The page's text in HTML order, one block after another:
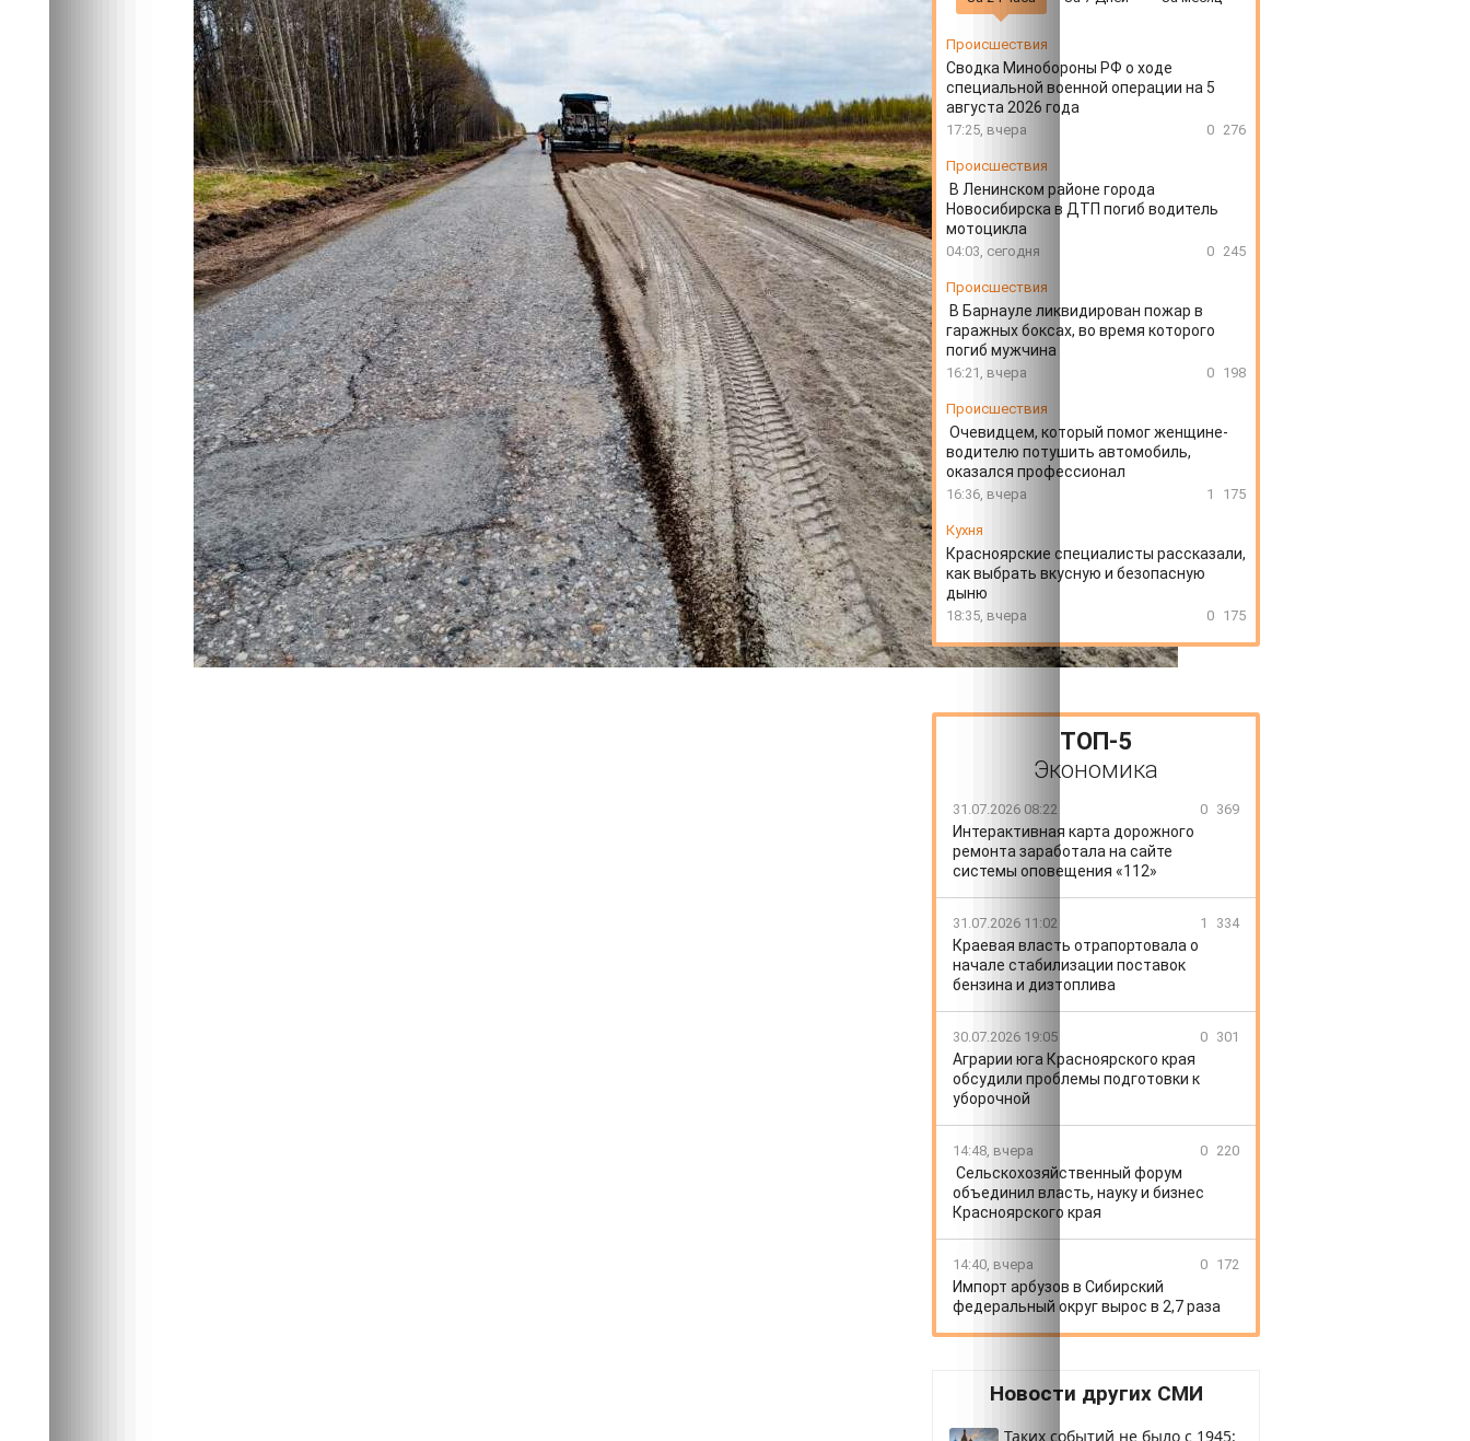
Мендельский
Экономика
13.05.2026 11:44401
Происшествия
Сводка Минобороны РФ о ходе
специальной военной операции на 5
августа 2026 года
17:25, вчера 0 276
Происшествия
В Ленинском районе города
Новосибирска в ДТП погиб водитель
мотоцикла
04:03, сегодня 0 245
Происшествия
В Барнауле ликвидирован пожар в
гаражных боксах, во время которого
погиб мужчина
16:21, вчера 0 198
Происшествия
Очевидцем, который помог женщине-
водителю потушить автомобиль,
оказался профессионал
16:36, вчера 1 175
Кухня
Красноярские специалисты рассказали,
как выбрать вкусную и безопасную
дыню
18:35, вчера 0 175
ТОП-5
Экономика
31.07.2026 08:22 0 369
Интерактивная карта дорожного
ремонта заработала на сайте
системы оповещения «112»
31.07.2026 11:02 1 334
Краевая власть отрапортовала о
начале стабилизации поставок
бензина и дизтоплива
30.07.2026 19:05 0 301
Аграрии юга Красноярского края
обсудили проблемы подготовки к
уборочной
14:48, вчера 0 220
Сельскохозяйственный форум
объединил власть, науку и бизнес
Красноярского края
14:40, вчера 0 172
Импорт арбузов в Сибирский
федеральный округ вырос в 2,7 раза
Новости других СМИ
Таких событий не было с 1945: